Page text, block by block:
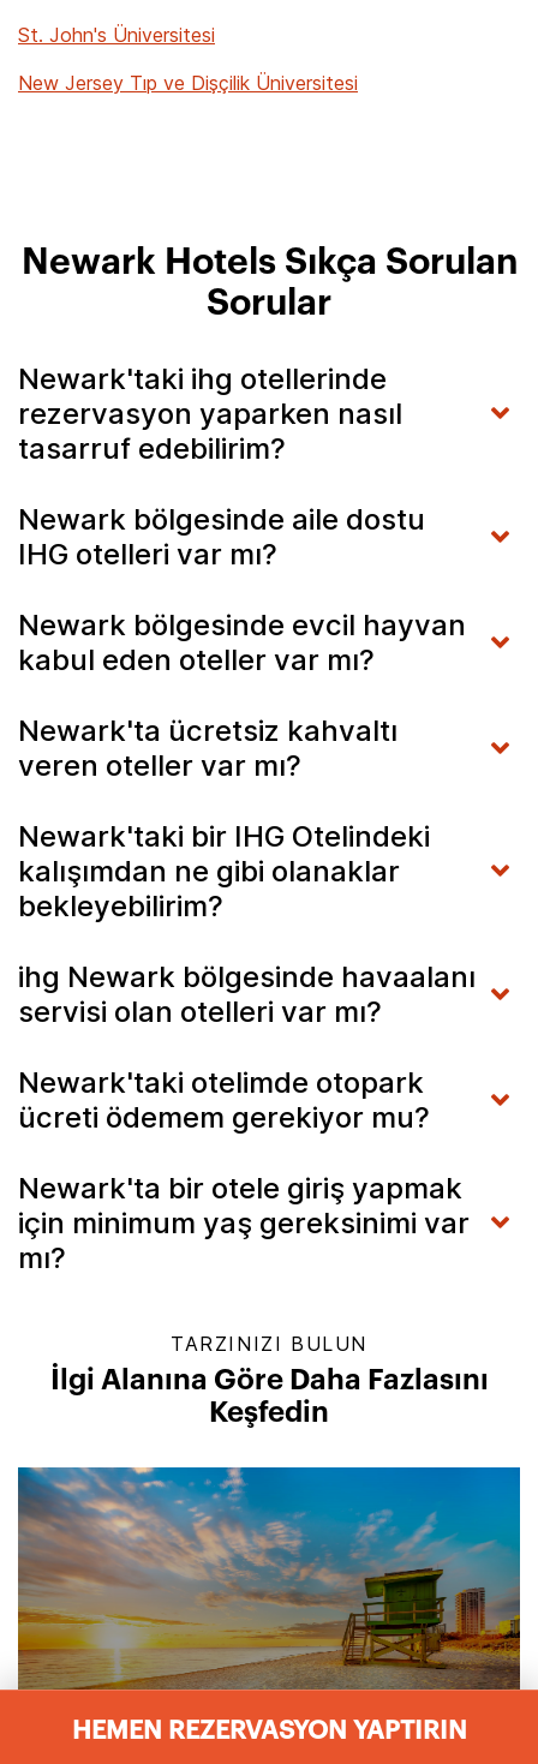
HEMEN REZERVASYON YAPTIRIN
St. John's Üniversitesi
New Jersey Tıp ve Dişçilik Üniversitesi
Newark Hotels Sıkça Sorulan
Sorular
Newark'taki ihg otellerinde
rezervasyon yaparken nasıl
tasarruf edebilirim?
Newark bölgesinde aile dostu
IHG otelleri var mı?
Newark bölgesinde evcil hayvan
kabul eden oteller var mı?
Newark'ta ücretsiz kahvaltı
veren oteller var mı?
Newark'taki bir IHG Otelindeki
kalışımdan ne gibi olanaklar
bekleyebilirim?
ihg Newark bölgesinde havaalanı
servisi olan otelleri var mı?
Newark'taki otelimde otopark
ücreti ödemem gerekiyor mu?
Newark'ta bir otele giriş yapmak
için minimum yaş gereksinimi var
mı?
TARZINIZI BULUN
İlgi Alanına Göre Daha Fazlasını
Keşfedin